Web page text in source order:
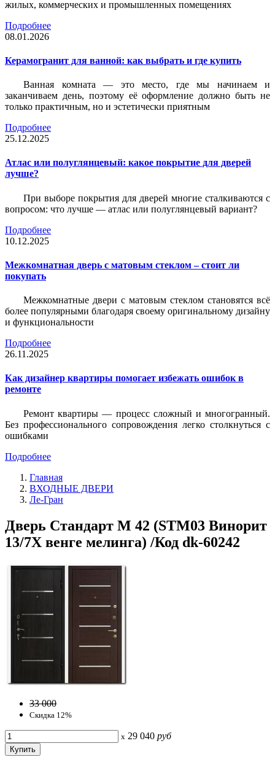
жилых, коммерческих и промышленных помещениях
Подробнее
08.01.2026
Керамогранит для ванной: как выбрать и где купить
Ванная комната — это место, где мы начинаем и
заканчиваем день, поэтому её оформление должно быть не
только практичным, но и эстетически приятным
Подробнее
25.12.2025
Атлас или полуглянцевый: какое покрытие для дверей
лучше?
При выборе покрытия для дверей многие сталкиваются с
вопросом: что лучше — атлас или полуглянцевый вариант?
Подробнее
10.12.2025
Межкомнатная дверь с матовым стеклом – стоит ли
покупать
Межкомнатные двери с матовым стеклом становятся всё
более популярными благодаря своему оригинальному дизайну
и функциональности
Подробнее
26.11.2025
Как дизайнер квартиры помогает избежать ошибок в
ремонте
Ремонт квартиры — процесс сложный и многогранный.
Без профессионального сопровождения легко столкнуться с
ошибками
Подробнее
Главная
ВХОДНЫЕ ДВЕРИ
Ле-Гран
Дверь Стандарт М 42 (STM03 Винорит
13/7Х венге мелинга) /Код dk-60242
33 000
Скидка 12%
x 29 040 руб